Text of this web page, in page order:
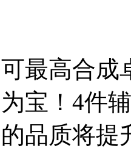
高合成
宝！4件
品质将提